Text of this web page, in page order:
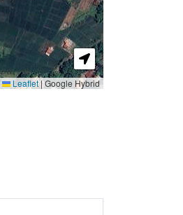
Leaflet|Google Hybrid